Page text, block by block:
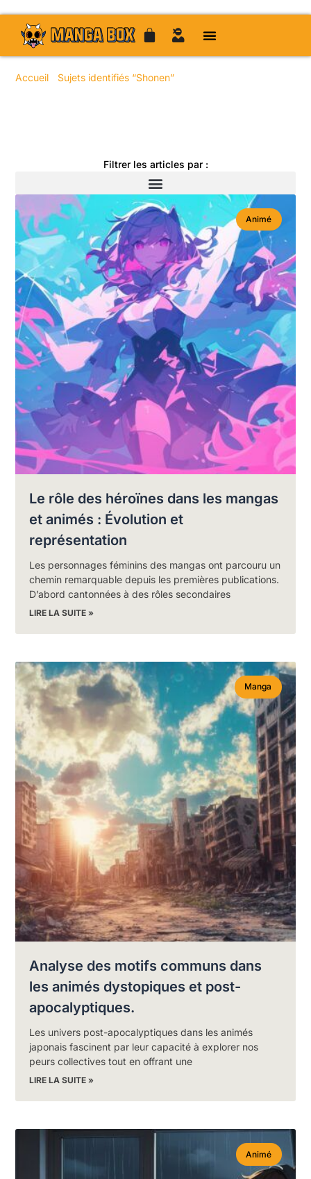
Accueil Sujets identifiés “Shonen”
Filtrer les articles par :
Animé
Le rôle des héroïnes dans les mangas
et animés : Évolution et
représentation
Les personnages féminins des mangas ont parcouru un
chemin remarquable depuis les premières publications.
D’abord cantonnées à des rôles secondaires
LIRE LA SUITE »
Manga
Analyse des motifs communs dans
les animés dystopiques et post-
apocalyptiques.
Les univers post-apocalyptiques dans les animés
japonais fascinent par leur capacité à explorer nos
peurs collectives tout en offrant une
LIRE LA SUITE »
Animé